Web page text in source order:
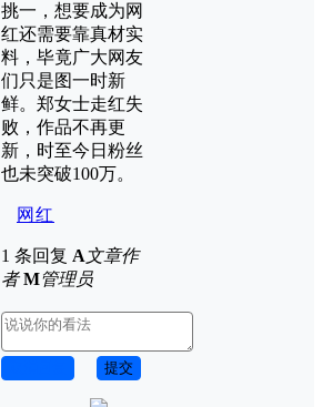
挑一，想要成为网
红还需要靠真材实
料，毕竟广大网友
们只是图一时新
鲜。郑女士走红失
败，作品不再更
新，时至今日粉丝
也未突破100万。
网红
1 条回复 A文章作
者 M管理员
提交